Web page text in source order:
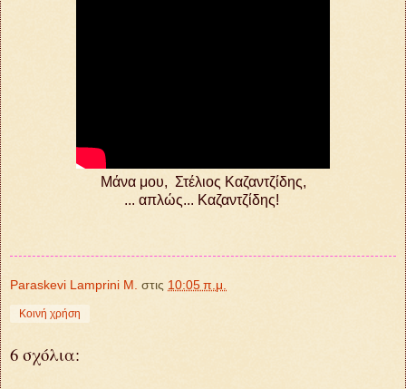
Μάνα μου, Στέλιος Καζαντζίδης,
... απλώς... Καζαντζίδης!
Paraskevi Lamprini M. στις 10:05 π.μ.
Κοινή χρήση
6 σχόλια: